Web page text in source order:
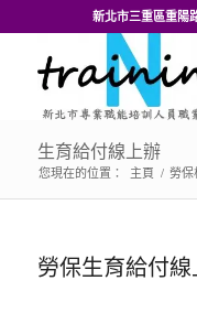
新北市三重區重
生育給付線上辦
您現在的位置： 主頁 / 勞保
勞保生育給付